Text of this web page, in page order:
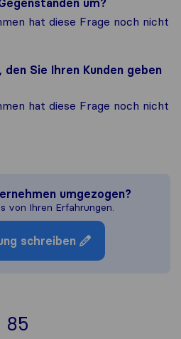
um?
hat diese Frage noch nicht
Sie Ihren Kunden geben
hat diese Frage noch nicht
umgezogen?
von Ihren Erfahrungen.
schreiben
85